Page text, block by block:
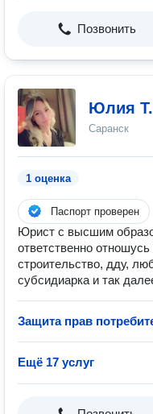
Позвонить
Юлия Т.
Саранск
1 оценка
Паспорт проверен
Юрист с высшим
ответственно
строительство, дду,
субсидиарка и так
Защита прав
Ещё 17 услуг